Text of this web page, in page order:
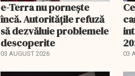
e-Terra nu pornește
încă. Autoritățile refuză
să dezvăluie problemele
descoperite
03 AUGUST 2026 03